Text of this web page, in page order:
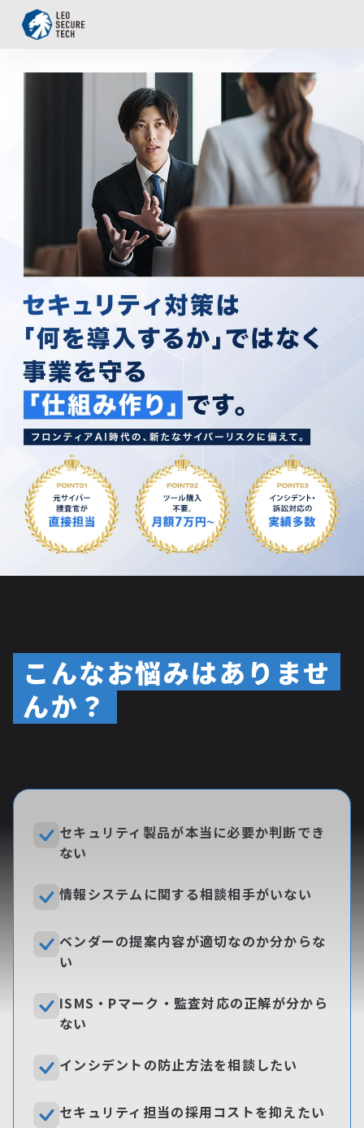
こんなお悩みはありませ
んか？
セキュリティ製品が本当に必要か判断でき
ない
情報システムに関する相談相手がいない
ベンダーの提案内容が適切なのか分からな
い
ISMS・Pマーク・監査対応の正解が分から
ない
インシデントの防止方法を相談したい
セキュリティ担当の採用コストを抑えたい